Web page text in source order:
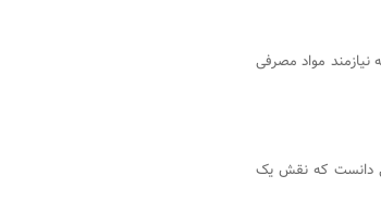
نیازمند مواد مصرفی
دانست که نقش یک